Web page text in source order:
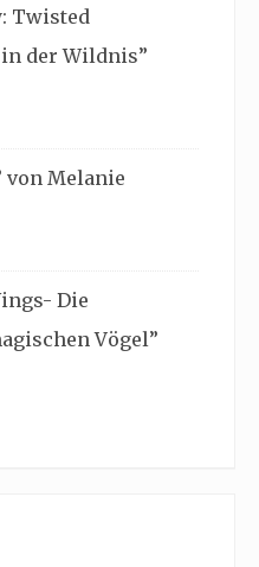
Twisted
der Wildnis”
von Melanie
Die
Vögel”